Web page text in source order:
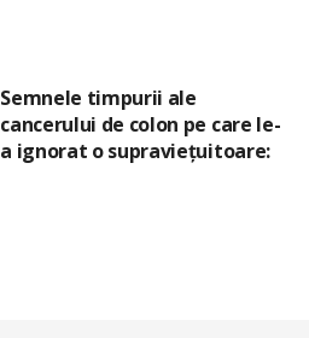
Semnele timpurii ale
cancerului de colon pe care le-
a ignorat o supraviețuitoare: